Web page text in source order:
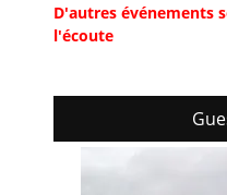
D'autres événements
l'écoute